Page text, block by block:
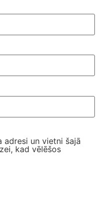
adresi un vietni šajā
kad vēlēšos